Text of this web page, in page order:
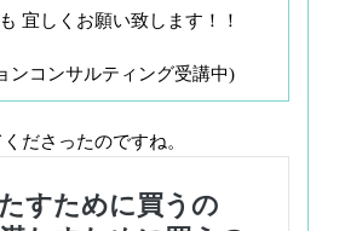
宜しくお願い致します！！
ンコンサルティング受講中)
ださったのですね。